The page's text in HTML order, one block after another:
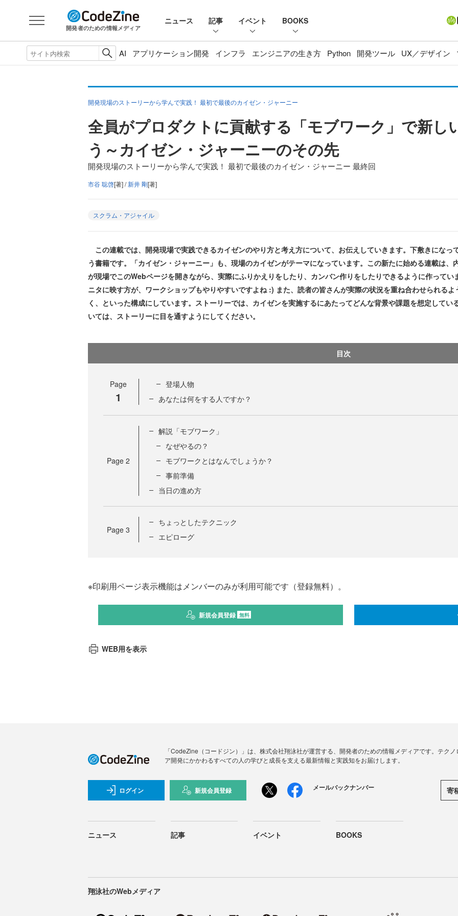
開発者のための情報メディア
ニュース 記事 イベント BOOKS
AI アプリケーション開発 インフラ エンジニアの生き方 Python 開発ツール UX／デザイン
開発現場のストーリーから学んで実践！ 最初で最後のカイゼン・ジャーニー
全員がプロダクトに貢献する「モブワーク」で新し
う～カイゼン・ジャーニーのその先
開発現場のストーリーから学んで実践！ 最初で最後のカイゼン・ジャーニー 最終回
市谷 聡啓[著] /新井 剛[著]
スクラム・アジャイル
この連載では、開発現場で実践できるカイゼンのやり方と考え方について、お伝えしていきます。下敷きになっ
う書籍です。「カイゼン・ジャーニー」も、現場のカイゼンがテーマになっています。この新たに始める連載は
が現場でこのWebページを開きながら、実際にふりかえりをしたり、カンバン作りをしたりできるように作って
ニタに映す方が、ワークショップもやりやすいですよね :) また、読者の皆さんが実際の状況を重ね合わせられる
く、といった構成にしています。ストーリーでは、カイゼンを実施するにあたってどんな背景や課題を想定して
いては、ストーリーに目を通すようにしてください。
目次
Page
1
登場人物
あなたは何をする人ですか？
Page 2
解説「モブワーク」
なぜやるの？
モブワークとはなんでしょうか？
事前準備
当日の進め方
Page 3
ちょっとしたテクニック
エピローグ
※印刷用ページ表示機能はメンバーのみが利用可能です（登録無料）。
新規会員登録 無料
WEB用を表示
「CodeZine（コードジン）」は、株式会社翔泳社が運営する、開発者のための情報メディアです。テク
ア開発にかかわるすべての人の学びと成長を支える最新情報と実践知をお届けします。
ログイン 新規会員登録 メールバックナンバー 寄
ニュース 記事 イベント BOOKS
翔泳社のWebメディア